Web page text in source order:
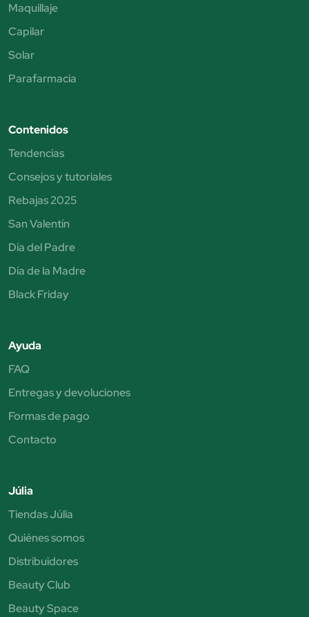
Maquillaje
Capilar
Solar
Parafarmacia
Contenidos
Tendencias
Consejos y tutoriales
Rebajas 2025
San Valentín
Día del Padre
Día de la Madre
Black Friday
Ayuda
FAQ
Entregas y devoluciones
Formas de pago
Contacto
Júlia
Tiendas Júlia
Quiénes somos
Distribuidores
Beauty Club
Beauty Space